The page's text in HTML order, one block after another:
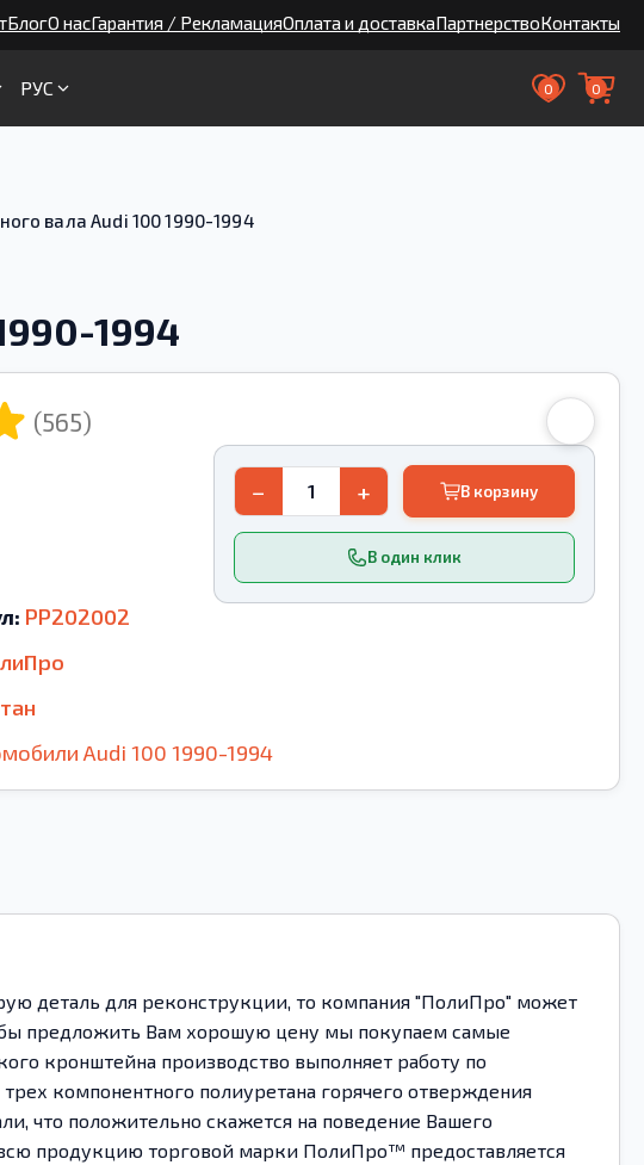
БлогО насГарантия / РекламацияОплата и доставкаПартнерствоКонтакты
РУС 0 0
вала Audi 100 1990-1994
1994
(565)
В один клик
− + В корзину
PP202002
Audi 100 1990-1994
деталь для реконструкции, то компания "ПолиПро" может
предложить Вам хорошую цену мы покупаем самые
кронштейна производство выполняет работу по
компонентного полиуретана горячего отверждения
что положительно скажется на поведение Вашего
продукцию торговой марки ПолиПро™ предоставляется